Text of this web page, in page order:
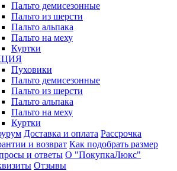
Пальто демисезонные
Пальто из шерсти
Пальто альпака
Пальто на меху
Куртки
Пуховики
Пальто демисезонные
Пальто из шерсти
Пальто альпака
Пальто на меху
Куртки
Доставка и оплата Рассрочка
и возврат Как подобрать размер
и ответы О "ПокупкаЛюкс"
Отзывы